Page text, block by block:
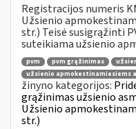
Registracijos numeris
Užsienio
str.) Teisė susigrąžinti
suteikiama užsienio
pvm pvm grąžinimas
užsienio apmokestinamiesiems
žinyno kategorijos:
grąžinimas užsienio
Užsienio
str.)